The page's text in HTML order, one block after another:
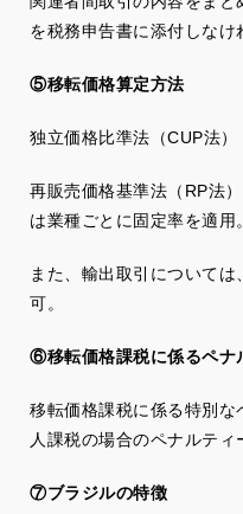
を税務申告書に添付しなけ
⑤移転価格算定方法
独立価格比準法（CUP法）
再販売価格基準法（RP法
は業種ごとに固定率を適用。
また、輸出取引について
可。
⑥移転価格課税に係るペナ
移転価格課税に係る特別
人課税の場合のペナルティ
⑦ブラジルの特徴